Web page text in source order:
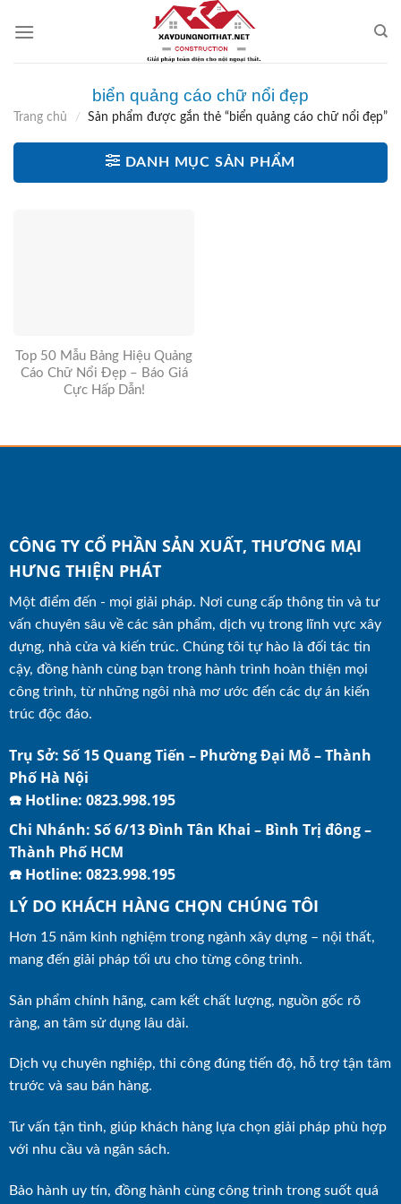
biển quảng cáo chữ nổi đẹp
Trang chủ / Sản phẩm được gắn thẻ “biển quảng cáo chữ nổi đẹp”
DANH MỤC SẢN PHẨM
Top 50 Mẫu Bảng Hiệu Quảng
Cáo Chữ Nổi Đẹp – Báo Giá
Cực Hấp Dẫn!
CÔNG TY CỔ PHẦN SẢN XUẤT, THƯƠNG MẠI
HƯNG THIỆN PHÁT
Một điểm đến - mọi giải pháp. Nơi cung cấp thông tin và tư
vấn chuyên sâu về các sản phẩm, dịch vụ trong lĩnh vực xây
dựng, nhà cửa và kiến trúc. Chúng tôi tự hào là đối tác tin
cậy, đồng hành cùng bạn trong hành trình hoàn thiện mọi
công trình, từ những ngôi nhà mơ ước đến các dự án kiến
trúc độc đáo.
Trụ Sở: Số 15 Quang Tiến – Phường Đại Mỗ – Thành
Phố Hà Nội
☎️ Hotline: 0823.998.195
Chi Nhánh: Số 6/13 Đình Tân Khai – Bình Trị đông –
Thành Phố HCM
☎️ Hotline: 0823.998.195
LÝ DO KHÁCH HÀNG CHỌN CHÚNG TÔI
Hơn 15 năm kinh nghiệm trong ngành xây dựng – nội thất,
mang đến giải pháp tối ưu cho từng công trình.
Sản phẩm chính hãng, cam kết chất lượng, nguồn gốc rõ
ràng, an tâm sử dụng lâu dài.
Dịch vụ chuyên nghiệp, thi công đúng tiến độ, hỗ trợ tận tâm
trước và sau bán hàng.
Tư vấn tận tình, giúp khách hàng lựa chọn giải pháp phù hợp
với nhu cầu và ngân sách.
Bảo hành uy tín, đồng hành cùng công trình trong suốt quá